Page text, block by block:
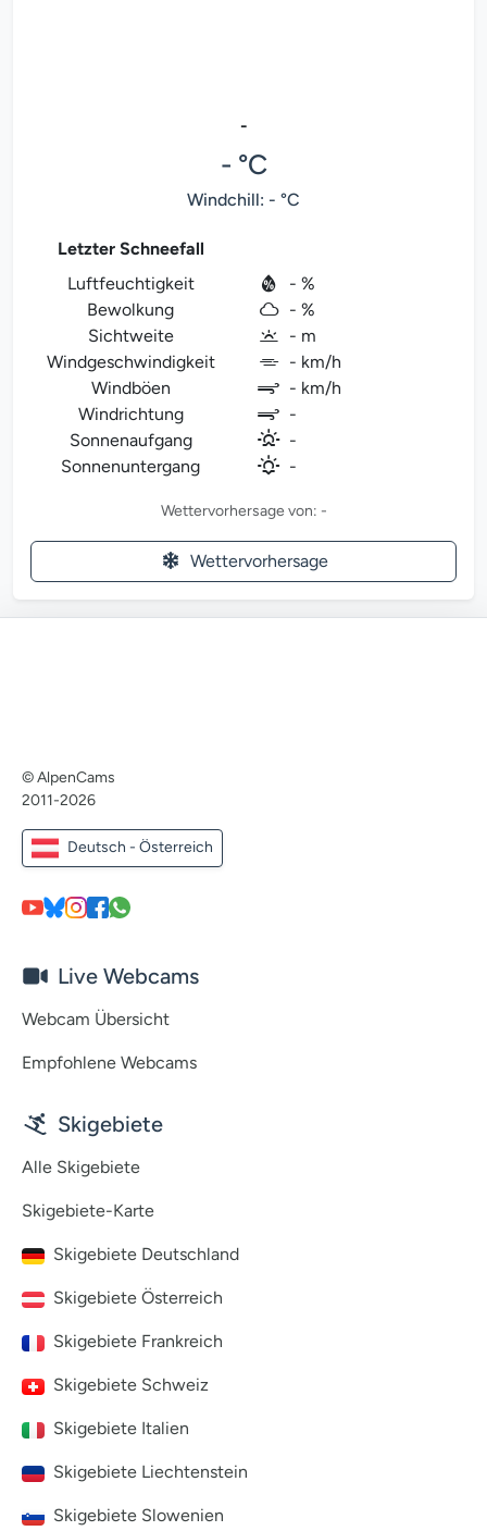
-
- °C
Windchill: - °C
Letzter Schneefall
Luftfeuchtigkeit
- %
Bewolkung
- %
Sichtweite
- m
Windgeschwindigkeit
- km/h
Windböen
- km/h
Windrichtung
-
Sonnenaufgang
-
Sonnenuntergang
-
Wettervorhersage von: -
Wettervorhersage
© AlpenCams
2011-2026
Deutsch - Österreich
Live Webcams
Webcam Übersicht
Empfohlene Webcams
Skigebiete
Alle Skigebiete
Skigebiete-Karte
Skigebiete Deutschland
Skigebiete Österreich
Skigebiete Frankreich
Skigebiete Schweiz
Skigebiete Italien
Skigebiete Liechtenstein
Skigebiete Slowenien